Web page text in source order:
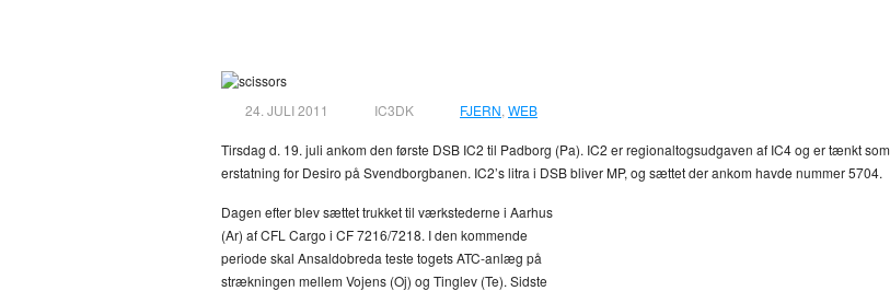
24. JULI 2011 IC3DK FJERN WEB
Tirsdag d. 19. juli ankom den første DSB IC2 til Padborg (Pa). IC2 er regionaltogsudgaven af IC4 og er tænkt som
erstatning for Desiro på Svendborgbanen. IC2’s litra i DSB bliver MP, og sættet der ankom havde nummer 5704.
Dagen efter blev sættet trukket til værkstederne i Aarhus
(Ar) af CFL Cargo i CF 7216/7218. I den kommende
periode skal Ansaldobreda teste togets ATC-anlæg på
strækningen mellem Vojens (Oj) og Tinglev (Te). Sidste